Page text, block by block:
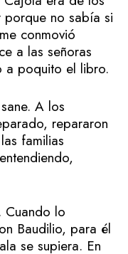
porque no sabía si
conmovió
a las señoras
a poquito el libro.
A los
repararon
familias
Cuando lo
Baudilio, para él
se supiera. En